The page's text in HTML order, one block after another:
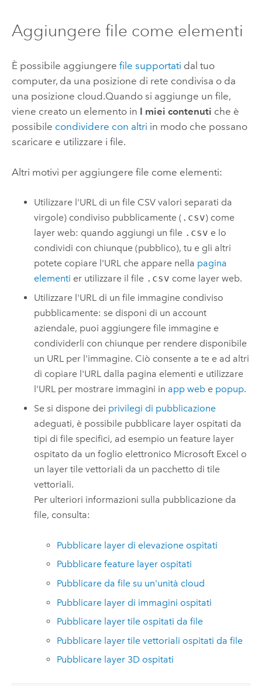
Aggiungere file come elementi
È possibile aggiungere file supportati dal tuo
computer, da una posizione di rete condivisa o da
una posizione cloud.Quando si aggiunge un file,
viene creato un elemento in I miei contenuti che è
possibile condividere con altri in modo che possano
scaricare e utilizzare i file.
Altri motivi per aggiungere file come elementi:
Utilizzare l'URL di un file CSV valori separati da
virgole) condiviso pubblicamente ( .csv) come
layer web: quando aggiungi un file .csv e lo
condividi con chiunque (pubblico), tu e gli altri
potete copiare l'URL che appare nella pagina
elementi er utilizzare il file .csv come layer web.
Utilizzare l'URL di un file immagine condiviso
pubblicamente: se disponi di un account
aziendale, puoi aggiungere file immagine e
condividerli con chiunque per rendere disponibile
un URL per l'immagine. Ciò consente a te e ad altri
di copiare l'URL dalla pagina elementi e utilizzare
l'URL per mostrare immagini in app web e popup.
Se si dispone dei privilegi di pubblicazione
adeguati, è possibile pubblicare layer ospitati da
tipi di file specifici, ad esempio un feature layer
ospitato da un foglio elettronico Microsoft Excel o
un layer tile vettoriali da un pacchetto di tile
vettoriali.
Per ulteriori informazioni sulla pubblicazione da
file, consulta:
Pubblicare layer di elevazione ospitati
Pubblicare feature layer ospitati
Pubblicare da file su un'unità cloud
Pubblicare layer di immagini ospitati
Pubblicare layer tile ospitati da file
Pubblicare layer tile vettoriali ospitati da file
Pubblicare layer 3D ospitati